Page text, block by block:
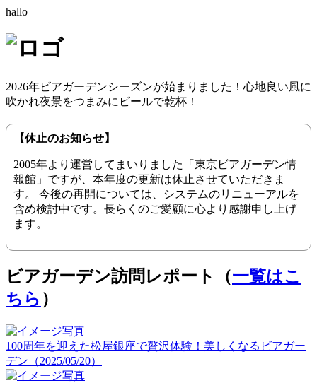
hallo
2026年ビアガーデンシーズンが始まりました！心地良い風に
吹かれ夜景をつまみにビールで乾杯！
【休止のお知らせ】
2005年より運営してまいりました「東京ビアガーデン情
報館」ですが、本年度の更新は休止させていただきま
す。 今後の再開については、システムのリニューアルを
含め検討中です。長らくのご愛顧に心より感謝申し上げ
ます。
ビアガーデン訪問レポート（一覧はこ
ちら ）
100周年を迎えた松屋銀座で贅沢体験！美しくなるビアガー
デン（2025/05/20）